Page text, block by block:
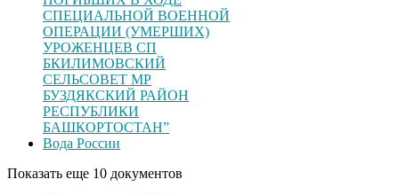
СПЕЦИАЛЬНОЙ ВОЕННОЙ
ОПЕРАЦИИ (УМЕРШИХ)
УРОЖЕНЦЕВ CП
БКИЛИМОВСКИЙ
СЕЛЬСОВЕТ МР
БУЗДЯКСКИЙ РАЙОН
РЕСПУБЛИКИ
БАШКОРТОСТАН”
Вода России
Показать еще 10 документов